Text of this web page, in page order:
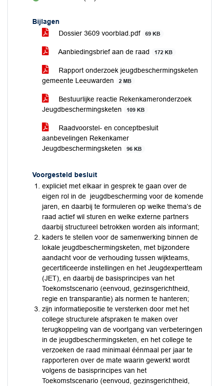
Bijlagen
Dossier 3609 voorblad.pdf
69 KB
Aanbiedingsbrief aan de raad 172 KB
Rapport onderzoek jeugdbeschermingsketen
gemeente Leeuwarden
2 MB
Bestuurlijke reactie Rekenkameronderzoek
Jeugdbeschermingsketen
109 KB
Raadvoorstel- en conceptbesluit
aanbevelingen Rekenkamer
Jeugdbeschermingsketen
96 KB
Voorgesteld besluit
expliciet met elkaar in gesprek te gaan over de
eigen rol in de jeugdbescherming voor de komende
jaren, en daarbij te formuleren op welke thema’s de
raad actief wil sturen en welke externe partners
daarbij structureel betrokken worden als informant;
kaders te stellen voor de samenwerking binnen de
lokale jeugdbeschermingsketen, met bijzondere
aandacht voor de verhouding tussen wijkteams,
gecertificeerde instellingen en het Jeugdexpertteam
(JET), en daarbij de basisprincipes van het
Toekomstscenario (eenvoud, gezinsgerichtheid,
regie en transparantie) als normen te hanteren;
zijn informatiepositie te versterken door met het
college structurele afspraken te maken over
terugkoppeling van de voortgang van verbeteringen
in de jeugdbeschermingsketen, en het college te
verzoeken de raad minimaal éénmaal per jaar te
rapporteren over de mate waarin gewerkt wordt
volgens de basisprincipes van het
Toekomstscenario (eenvoud, gezinsgerichtheid,